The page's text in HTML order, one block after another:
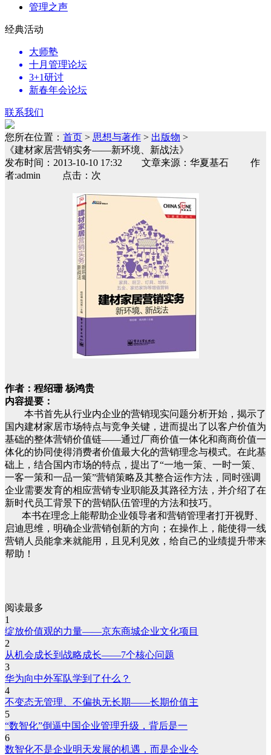
管理之声
经典活动
大师塾
十月管理论坛
3+1研讨
新春年会论坛
联系我们
您所在位置： 首页 > 思想与著作 > 出版物 >
《建材家居营销实务——新环境、新战法》
发布时间：2013-10-10 17:32 文章来源：华夏基石 作
者:admin 点击：次
作者：程绍珊 杨鸿贵
内容提要：
本书首先从行业内企业的营销现实问题分析开始，揭示了
国内建材家居市场特点与竞争关键，进而提出了以客户价值为
基础的整体营销价值链——通过厂商价值一体化和商商价值一
体化的协同使得消费者价值最大化的营销理念与模式。在此基
础上，结合国内市场的特点，提出了“一地一策、一时一策、
一客一策和一品一策”营销策略及其整合运作方法，同时强调
企业需要发育的相应营销专业职能及其路径方法，并介绍了在
新时代员工背景下的营销队伍管理的方法和技巧。
本书在理念上能帮助企业领导者和营销管理者打开视野、
启迪思维，明确企业营销创新的方向；在操作上，能使得一线
营销人员能拿来就能用，且见利见效，给自己的业绩提升带来
帮助！
阅读最多
1
绽放价值观的力量——京东商城企业文化项目
2
从机会成长到战略成长——7个核心问题
3
华为向中外军队学到了什么？
4
不变态无管理、不偏执无长期——长期价值主
5
“数智化”倒逼中国企业管理升级，背后是一
6
数智化不是企业明天发展的机遇，而是企业今